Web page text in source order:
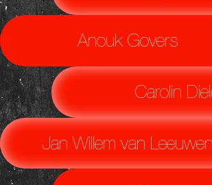
Anouk Govers
Carolin
Jan Willem van Leeuwen